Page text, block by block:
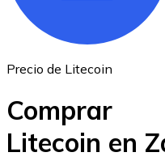
Precio de Litecoin
Comprar
Litecoin en